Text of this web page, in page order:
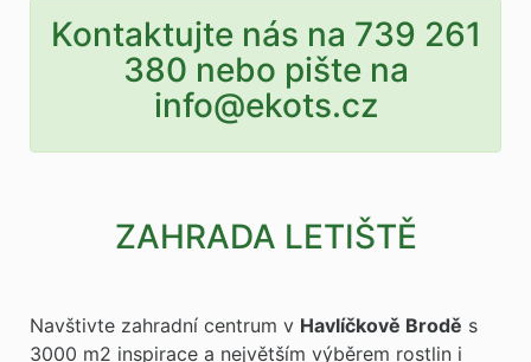
Kontaktujte nás na 739 261
380 nebo pište na
info@ekots.cz
ZAHRADA LETIŠTĚ
Navštivte zahradní centrum v Havlíčkově Brodě s
3000 m2 inspirace a největším výběrem rostlin i